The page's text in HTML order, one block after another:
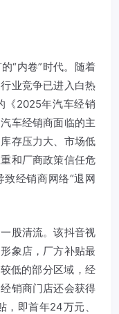
“内卷”时代。随着
业竞争已进入白热
《2025年汽车经销
车经销商面临的主
存压力大、市场低
和厂商政策信任危
经销商网络“退网
股清流。该抖音视
象店，厂方补贴最
低的部分区域，经
销商门店还会获得
即首年24万元、